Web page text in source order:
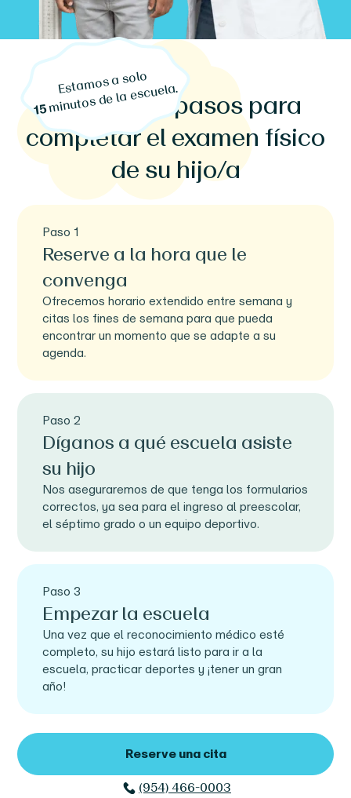
Estamos a solo
15minutos de la escuela.
3 sencillos pasos para
completar el examen físico
de su hijo/a
Paso 1
Reserve a la hora que le
convenga
Ofrecemos horario extendido entre semana y
citas los fines de semana para que pueda
encontrar un momento que se adapte a su
agenda.
Paso 2
Díganos a qué escuela asiste
su hijo
Nos aseguraremos de que tenga los formularios
correctos, ya sea para el ingreso al preescolar,
el séptimo grado o un equipo deportivo.
Paso 3
Empezar la escuela
Una vez que el reconocimiento médico esté
completo, su hijo estará listo para ir a la
escuela, practicar deportes y ¡tener un gran
año!
Reserve una cita
(954) 466-0003